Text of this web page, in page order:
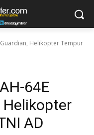
Helikopter Tempur
64E
Helikopter
AD